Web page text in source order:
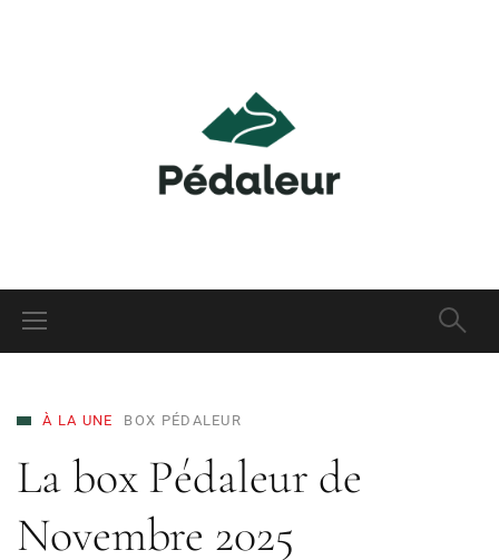
À LA UNE BOX PÉDALEUR
La box Pédaleur de
Novembre 2025